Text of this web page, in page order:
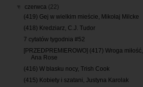
▼czerwca (22)
(419) Gej w wielkim mieście, Mikołaj Milcke
(418) Kredziarz, C.J. Tudor
7 cytatów tygodnia #52
[PRZEDPREMIEROWO] (417) Wroga miłość,
Ana Rose
(416) W blasku nocy, Trish Cook
(415) Kobiety i szatani, Justyna Karolak